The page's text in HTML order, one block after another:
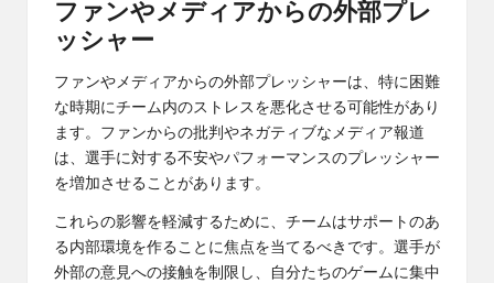
ファンやメディアからの外部プレ
ッシャー
ファンやメディアからの外部プレッシャーは、特に困難
な時期にチーム内のストレスを悪化させる可能性があり
ます。ファンからの批判やネガティブなメディア報道
は、選手に対する不安やパフォーマンスのプレッシャー
を増加させることがあります。
これらの影響を軽減するために、チームはサポートのあ
る内部環境を作ることに焦点を当てるべきです。選手が
外部の意見への接触を制限し、自分たちのゲームに集中